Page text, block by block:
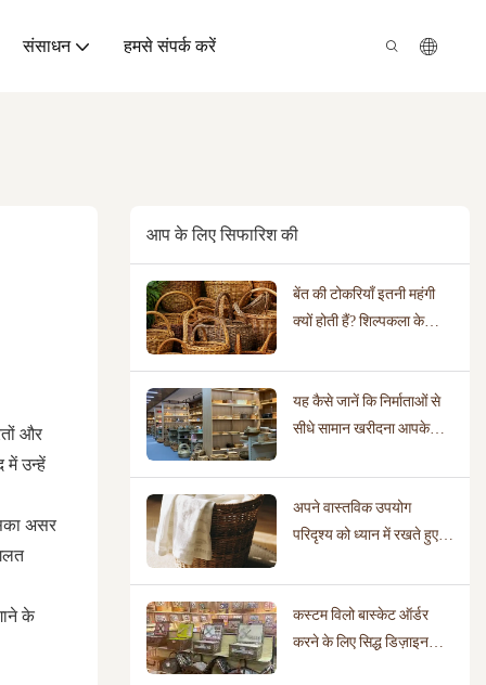
संसाधन हमसे संपर्क करें
और
में उन्हें
असर
के
आप के लिए सिफारिश की
बेंत की टोकरियाँ इतनी महंगी
क्यों होती हैं? शिल्पकला के
यह कैसे जानें कि निर्माताओं से
सीधे सामान खरीदना आपके
नहीं।
अपने वास्तविक उपयोग
परिदृश्य को ध्यान में रखते हुए
कैसे करें
कस्टम विलो बास्केट ऑर्डर
करने के लिए सिद्ध डिज़ाइन